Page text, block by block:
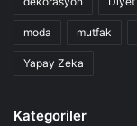
moda mutfak
Yapay Zeka
Kategoriler